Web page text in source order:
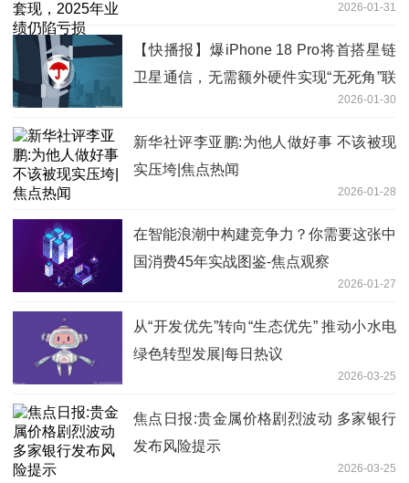
2026-01-31
【快播报】爆iPhone 18 Pro将首搭星链
卫星通信，无需额外硬件实现“无死角”联
2026-01-30
新华社评李亚鹏:为他人做好事 不该被现
实压垮|焦点热闻
2026-01-28
在智能浪潮中构建竞争力？你需要这张中
国消费45年实战图鉴-焦点观察
2026-01-27
从“开发优先”转向“生态优先” 推动小水电
绿色转型发展|每日热议
2026-03-25
焦点日报:贵金属价格剧烈波动 多家银行
发布风险提示
2026-03-25